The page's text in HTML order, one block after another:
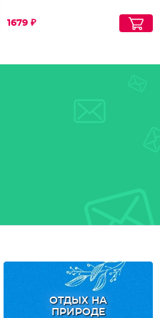
1679 ₽
ОТДЫХ НА
ПРИРОДЕ